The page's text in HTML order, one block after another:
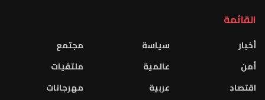
القائمة
أخبار
أمن
اقتصاد
سياسة
عالمية
عربية
مجتمع
ملتقيات
مهرجانات